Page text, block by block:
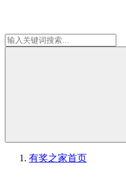
有奖之家首页